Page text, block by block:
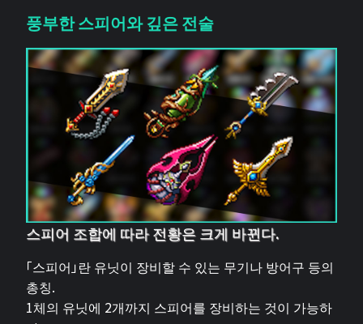
풍부한 스피어와 깊은 전술
스피어 조합에 따라 전황은 크게 바뀐다.
「스피어」란 유닛이 장비할 수 있는 무기나 방어구 등의
총칭.
1체의 유닛에 2개까지 스피어를 장비하는 것이 가능하